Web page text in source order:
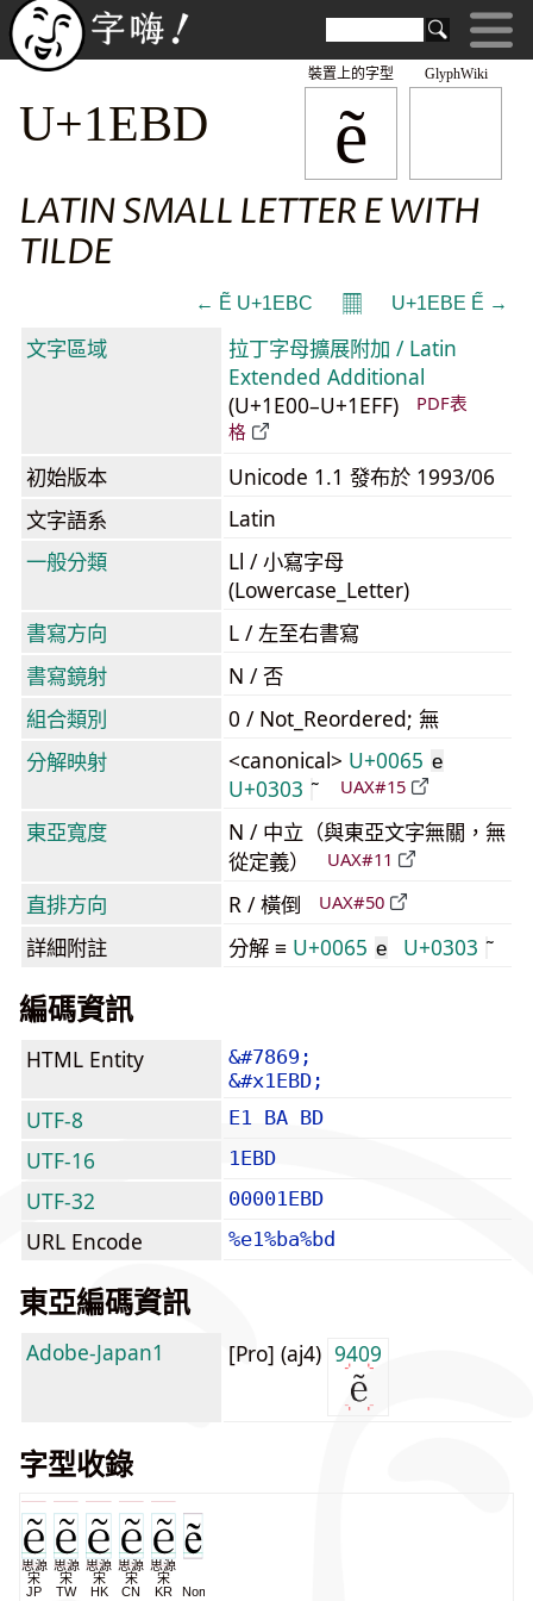
GlyphWiki
ẽ
裝置上的字型
U+1EBD
LATIN SMALL LETTER E WITH
TILDE
← Ẽ U+1EBC 𝄜 U+1EBE Ế →
文字區域
拉丁字母擴展附加 / Latin
Extended Additional
(U+1E00–U+1EFF)
PDF表
格
初始版本
Unicode 1.1 發布於 1993/06
文字語系
Latin
一般分類
Ll / 小寫字母
(Lowercase_Letter)
書寫方向
L / 左至右書寫
書寫鏡射
N / 否
組合類別
0 / Not_Reordered; 無
分解映射
<canonical> U+0065 e
U+0303 UAX#15
東亞寬度
N / 中立（與東亞文字無關，無
從定義）
UAX#11
直排方向 R / 橫倒 UAX#50
詳細附註 分解 ≡ U+0065 e U+0303
編碼資訊
HTML Entity
&#7869;
&#x1EBD;
UTF-8 E1 BA BD
UTF-16 1EBD
UTF-32 00001EBD
URL Encode %e1%ba%bd
東亞編碼資訊
Adobe-Japan1 [Pro] (aj4) 9409
字型收錄
思源
宋
JP
思源
宋
TW
思源
宋
HK
思源
宋
CN
思源
宋
KR
NomNaTong